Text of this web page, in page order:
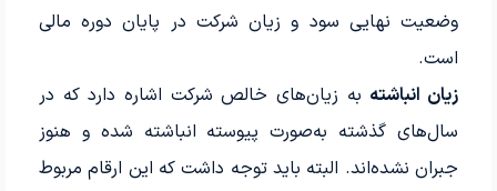
وضعیت نهایی سود و زیان شرکت در پایان دوره مالی
است.
زیان انباشته به زیان‌های خالص شرکت اشاره دارد که در
سال‌های گذشته به‌صورت پیوسته انباشته شده‌‌ و هنوز
جبران نشده‌اند. البته باید توجه داشت که این ارقام مربوط